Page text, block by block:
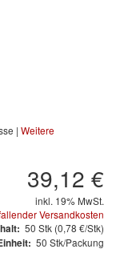
| Weitere
39,12 €
inkl. 19% MwSt.
Versandkosten
50 Stk (0,78 €/Stk)
50 Stk/Packung